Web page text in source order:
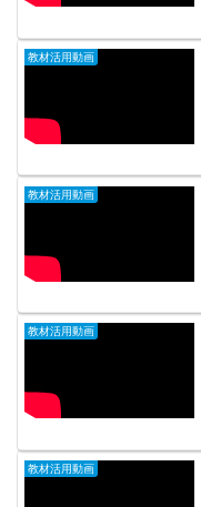
教材活用動画
教材活用動画
教材活用動画
教材活用動画